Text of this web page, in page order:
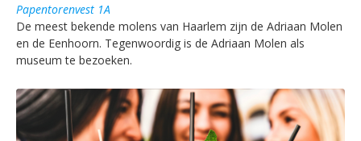
Papentorenvest 1A
De meest bekende molens van Haarlem zijn de Adriaan Molen
en de Eenhoorn. Tegenwoordig is de Adriaan Molen als
museum te bezoeken.